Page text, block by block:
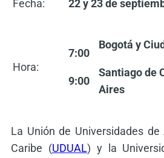
Fecha: 22 y 23 de
Hora:
7:00
9:00
Bogotá y
Santiago de
Aires
La Unión de Universidades
Caribe (UDUAL) y la